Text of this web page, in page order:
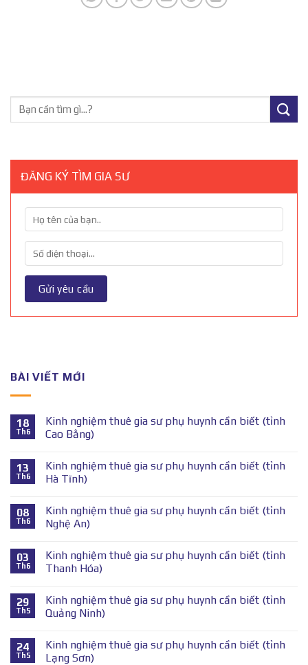
ĐĂNG KÝ TÌM GIA SƯ
BÀI VIẾT MỚI
18
Th6
Kinh nghiệm thuê gia sư phụ huynh cần biết (tỉnh
Cao Bằng)
13
Th6
Kinh nghiệm thuê gia sư phụ huynh cần biết (tỉnh
Hà Tĩnh)
08
Th6
Kinh nghiệm thuê gia sư phụ huynh cần biết (tỉnh
Nghệ An)
03
Th6
Kinh nghiệm thuê gia sư phụ huynh cần biết (tỉnh
Thanh Hóa)
29
Th5
Kinh nghiệm thuê gia sư phụ huynh cần biết (tỉnh
Quảng Ninh)
24
Th5
Kinh nghiệm thuê gia sư phụ huynh cần biết (tỉnh
Lạng Sơn)